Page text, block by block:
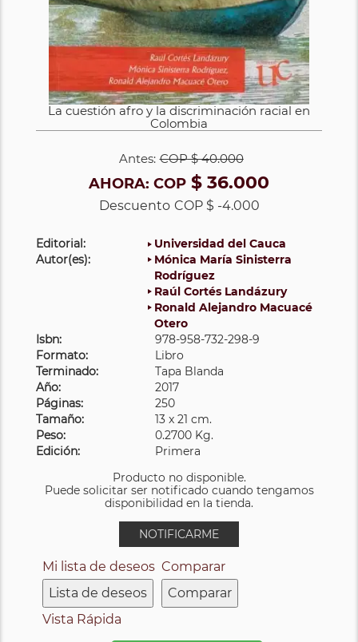
La cuestión afro y la discriminación racial en
Colombia
Antes: COP$ 40.000
AHORA: COP $ 36.000
Descuento COP $ -4.000
Editorial:
Universidad del Cauca
Autor(es):
Mónica María Sinisterra
Rodríguez
Raúl Cortés Landázury
Ronald Alejandro Macuacé
Otero
Isbn:
978-958-732-298-9
Formato:
Libro
Terminado:
Tapa Blanda
Año:
2017
Páginas:
250
Tamaño:
13 x 21 cm.
Peso:
0.2700 Kg.
Edición:
Primera
Producto no disponible.
Puede solicitar ser notificado cuando tengamos
disponibilidad en la tienda.
NOTIFICARME
Mi lista de deseos
Lista de deseos
Comparar
Comparar
Vista Rápida